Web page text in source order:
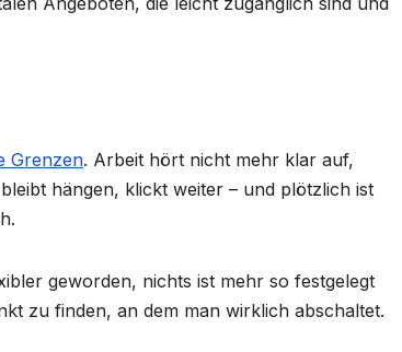
Grenzen. Arbeit hört nicht mehr klar auf,
hängen, klickt weiter – und plötzlich ist
geworden, nichts ist mehr so festgelegt
zu finden, an dem man wirklich abschaltet.